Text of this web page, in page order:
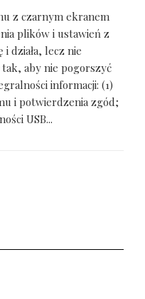
z czarnym ekranem
plików i ustawień z
działa, lecz nie
aby nie pogorszyć
informacji: (1)
i potwierdzenia zgód;
USB...